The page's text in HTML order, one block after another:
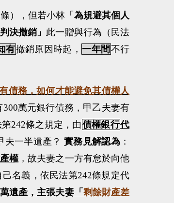
條），但若小林「 為規避其個人
決撤銷」 此一贈與行為（民法
有撤銷原因時起， 一年間不行
債務，如何才能避免其債權人
300萬元銀行債務，甲乙夫妻有
第242條之規定，由債權銀行代
夫一半遺產？ 實務見解認為 ：
權 ，故夫妻之一方有怠於向他
名義，依民法第242條規定代
遺產，主張夫妻「 剩餘財產差